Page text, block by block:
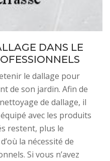
DANS LE
le dallage pour
de son jardin. Afin de
de dallage, il
avec les produits
restent, plus le
la nécessité de
Si vous n’avez